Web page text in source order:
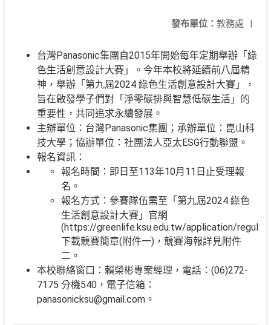
發布單位： 教務處 |
台灣Panasonic集團自2015年開始每年定期舉辦「綠
色生活創意設計大賽」。今年本校將延續前八屆精
神，舉辦「第九屆2024 綠色生活創意設計大賽」，
旨在啟發學子們對「淨零碳排與智慧低碳生活」的
重要性，共同追求永續發展。
主辦單位：台灣Panasonic集團；承辦單位：崑山科
技大學；協辦單位：社團法人亞太ESG行動聯盟。
報名資訊：
報名時間：即日至113年10月11日止受理報
名。
報名方式：參賽隊伍需至「第九屆2024 綠色
生活創意設計大賽」官網
(https://greenlife.ksu.edu.tw/application/
下載競賽簡章(附件一)，競賽海報詳見附件
二。
本校聯絡窗口：賴榮彬專案經理，電話：(06)272-
7175 分機540，電子信箱：
panasonicksu@gmail.com。